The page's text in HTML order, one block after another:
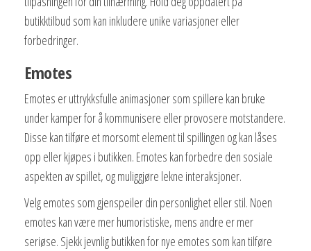
butikktilbud som kan inkludere unike variasjoner eller
forbedringer.
Emotes
Emotes er uttrykksfulle animasjoner som spillere kan bruke
under kamper for å kommunisere eller provosere motstandere.
Disse kan tilføre et morsomt element til spillingen og kan låses
opp eller kjøpes i butikken. Emotes kan forbedre den sosiale
aspekten av spillet, og muliggjøre lekne interaksjoner.
Velg emotes som gjenspeiler din personlighet eller stil. Noen
emotes kan være mer humoristiske, mens andre er mer
seriøse. Sjekk jevnlig butikken for nye emotes som kan tilføre